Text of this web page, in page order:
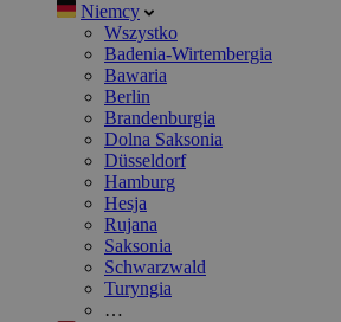
Niemcy
Wszystko
Badenia-Wirtembergia
Bawaria
Berlin
Brandenburgia
Dolna Saksonia
Düsseldorf
Hamburg
Hesja
Rujana
Saksonia
Schwarzwald
Turyngia
…